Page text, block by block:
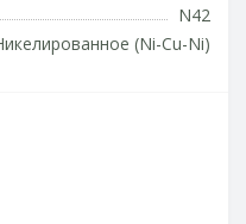
N42
(Ni-Cu-Ni)